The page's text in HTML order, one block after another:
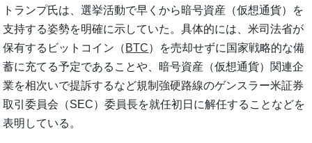
トランプ氏は、選挙活動で早くから暗号資産（仮想通貨）を
支持する姿勢を明確に示していた。具体的には、米司法省が
保有するビットコイン（ BTC）を売却せずに国家戦略的な備
蓄に充てる予定であることや、暗号資産（仮想通貨）関連企
業を相次いで提訴するなど規制強硬路線のゲンスラー米証券
取引委員会（SEC）委員長を就任初日に解任することなどを
表明している。